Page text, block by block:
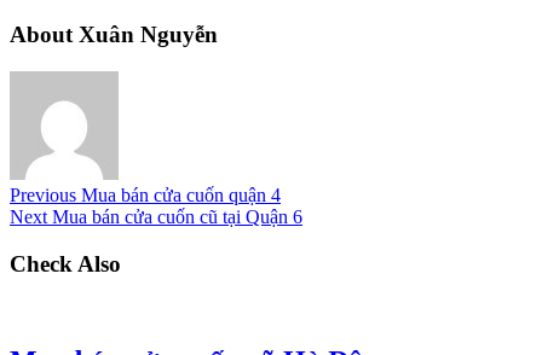
About Xuân Nguyễn
Previous Mua bán cửa cuốn quận 4
Next Mua bán cửa cuốn cũ tại Quận 6
Check Also